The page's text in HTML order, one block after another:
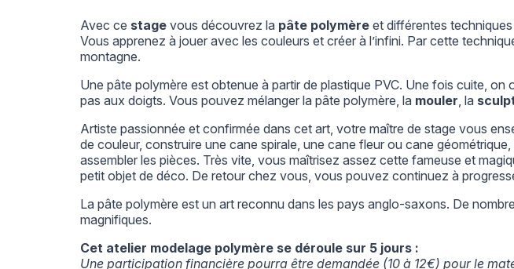
Avec ce stage vous découvrez la pâte polymère et différentes
Vous apprenez à jouer avec les couleurs et créer à l’infini. Par cette
montagne.
Une pâte polymère est obtenue à partir de plastique PVC. Une fois cuite,
pas aux doigts. Vous pouvez mélanger la pâte polymère, la mouler, la
Artiste passionnée et confirmée dans cet art, votre maître de stage vous
de couleur, construire une cane spirale, une cane fleur ou cane
assembler les pièces. Très vite, vous maîtrisez assez cette fameuse et
petit objet de déco. De retour chez vous, vous pouvez continuez à
La pâte polymère est un art reconnu dans les pays anglo-saxons. De
magnifiques.
Cet atelier modelage polymère se déroule sur 5 jours :
Une participation financière pourra être demandée (10 à 12€) pour le